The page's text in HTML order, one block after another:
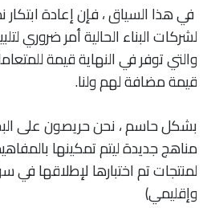
في هذا السياق ، فإن إعادة ابتكار
لشركات البناء الحالية أمر ضروري
والتي توفر في النهاية قيمة
قيمة مضافة لهم ولنا.
بشكل حاسم ، نحن حريصون على
مناهج جديدة ليتم تمكينها
لمنتجات تم اختبارها لإطلاقها
وإقليمي)